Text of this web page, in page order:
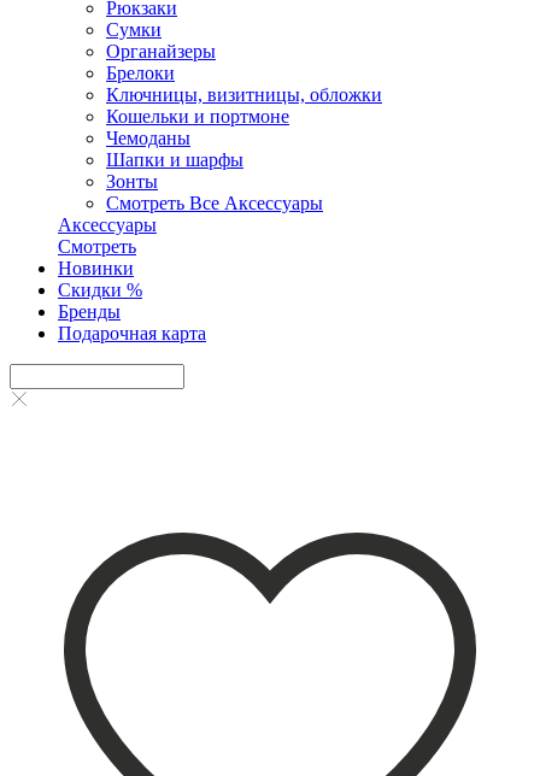
Рюкзаки
Сумки
Органайзеры
Брелоки
Ключницы, визитницы, обложки
Кошельки и портмоне
Чемоданы
Шапки и шарфы
Зонты
Смотреть Все Аксесcуары
Аксесcуары
Смотреть
Новинки
Скидки %
Бренды
Подарочная карта